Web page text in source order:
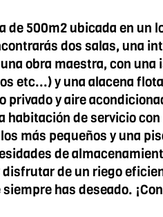
500m2 ubicada en un
dos salas, una
obra maestra, con una
etc...) y una alacena
y aire
de servicio
más pequeños y una
de
de un riego
has deseado.